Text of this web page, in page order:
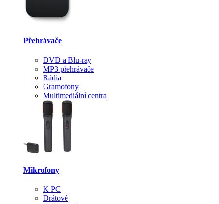
Přehrávače
DVD a Blu-ray
MP3 přehrávače
Rádia
Gramofony
Multimediální centra
Mikrofony
K PC
Drátové